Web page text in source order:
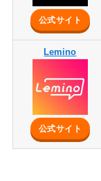
公式サイト
Lemino
公式サイト